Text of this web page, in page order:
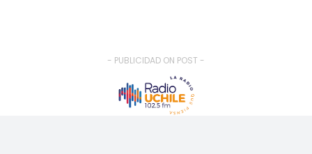
- PUBLICIDAD ON POST -